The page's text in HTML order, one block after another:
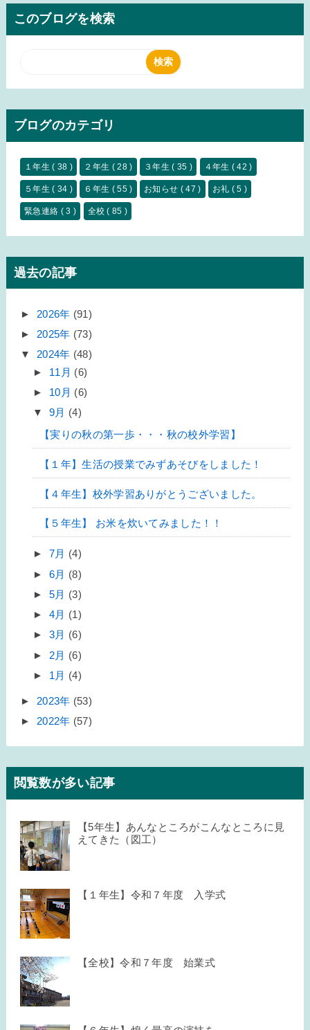
このブログを検索
ブログのカテゴリ
１年生( 38 ) ２年生 ( 28 ) ３年生( 35 ) ４年生 ( 42 )
５年生( 34 ) ６年生 ( 55 ) お知らせ ( 47 ) お礼 ( 5 )
緊急連絡 ( 3 ) 全校( 85 )
過去の記事
► 2026年 (91)
► 2025年 (73)
▼ 2024年 (48)
► 11月 (6)
► 10月 (6)
▼ 9月 (4)
【実りの秋の第一歩・・・秋の校外学習】
【１年】生活の授業でみずあそびをしました！
【４年生】校外学習ありがとうございました。
【５年生】 お米を炊いてみました！！
► 7月 (4)
► 6月 (8)
► 5月 (3)
► 4月 (1)
► 3月 (6)
► 2月 (6)
► 1月 (4)
► 2023年 (53)
► 2022年 (57)
閲覧数が多い記事
【5年生】あんなところがこんなところに見
えてきた（図工）
【１年生】令和７年度 入学式
【全校】令和７年度 始業式